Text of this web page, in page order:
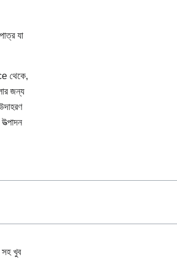
যা
থেকে,
জন্য
সহ খুব